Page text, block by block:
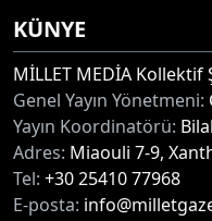
KÜNYE
MİLLET MEDİA Kollektif
Genel Yayın Yönetmeni:
Yayın Koordinatörü:
Adres: Miaouli 7-9,
Tel: +30 25410 77968
E-posta: